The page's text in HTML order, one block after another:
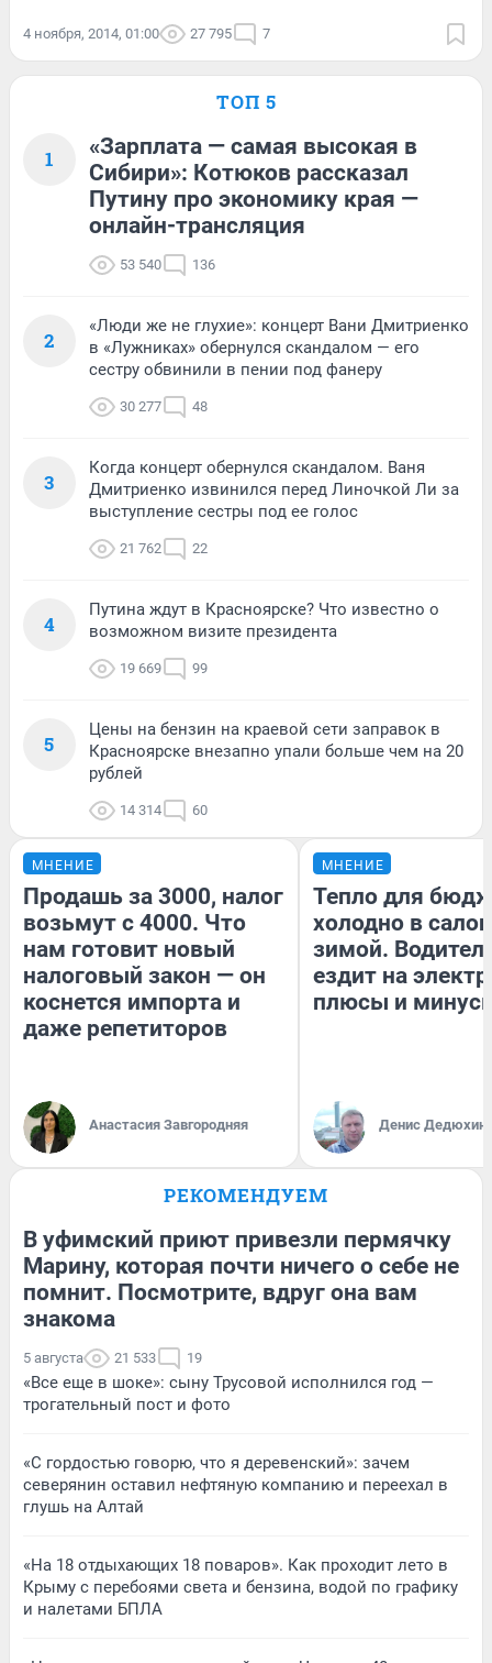
4 ноября, 2014, 01:00 27 795 7
ТОП 5
1
«Зарплата — самая высокая в
Сибири»: Котюков рассказал
Путину про экономику края —
онлайн-трансляция
53 540 136
2
«Люди же не глухие»: концерт Вани Дмитриенко
в «Лужниках» обернулся скандалом — его
сестру обвинили в пении под фанеру
30 277 48
3
Когда концерт обернулся скандалом. Ваня
Дмитриенко извинился перед Линочкой Ли за
выступление сестры под ее голос
21 762 22
4
Путина ждут в Красноярске? Что известно о
возможном визите президента
19 669 99
5
Цены на бензин на краевой сети заправок в
Красноярске внезапно упали больше чем на 20
рублей
14 314 60
МНЕНИЕ
Продашь за 3000, налог
возьмут с 4000. Что
нам готовит новый
налоговый закон — он
коснется импорта и
даже репетиторов
Анастасия Завгородняя
МНЕНИЕ
Тепло для
холодно в
зимой.
ездит на
плюсы и
Денис Дедюхин
РЕКОМЕНДУЕМ
В уфимский приют привезли пермячку
Марину, которая почти ничего о себе не
помнит. Посмотрите, вдруг она вам
знакома
5 августа 21 533 19
«Все еще в шоке»: сыну Трусовой исполнился год —
трогательный пост и фото
«С гордостью говорю, что я деревенский»: зачем
северянин оставил нефтяную компанию и переехал в
глушь на Алтай
«На 18 отдыхающих 18 поваров». Как проходит лето в
Крыму с перебоями света и бензина, водой по графику
и налетами БПЛА